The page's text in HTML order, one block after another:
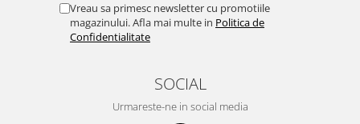
Vreau sa primesc newsletter cu promotiile
magazinului. Afla mai multe in Politica de
Confidentialitate
SOCIAL
Urmareste-ne in social media